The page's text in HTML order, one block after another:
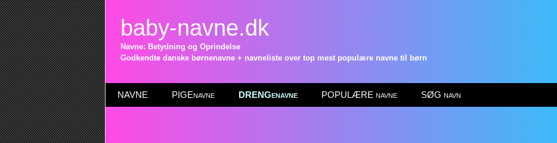
baby-navne.dk
Navne: Betydning og Oprindelse
Godkendte danske børnenavne + navneliste over top mest populære navne til børn
NAVNE PIGEnavne DRENGenavne POPULÆRE navne SØG navn